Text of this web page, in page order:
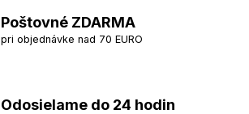
Poštovné ZDARMA
pri objednávke nad 70 EURO
Odosielame do 24 hodin